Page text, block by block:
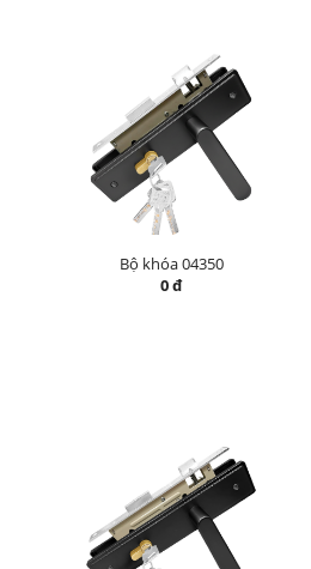
Bộ khóa 04350
0 đ